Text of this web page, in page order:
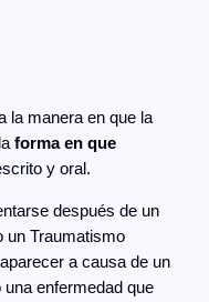
la manera en que la
forma en que
y oral.
después de un
un Traumatismo
a causa de un
enfermedad que